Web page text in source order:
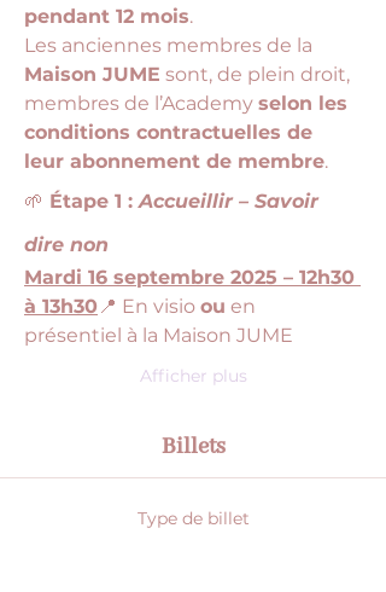
pendant 12 mois.
Les anciennes membres de la
Maison JUME sont, de plein droit,
membres de l’Academy selon les
conditions contractuelles de
leur abonnement de membre.
🌱 Étape 1 : Accueillir – Savoir
dire non
Mardi 16 septembre 2025 – 12h30
à 13h30 📍 En visio ou en
présentiel à la Maison JUME
Afficher plus
Billets
Type de billet